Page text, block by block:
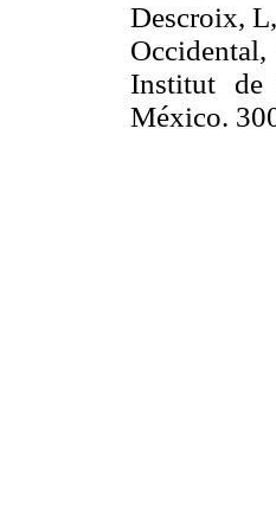
Descroix,
Institut de
México.